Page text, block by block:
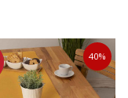
35X135 50X90
Dodaj u korpu
40%